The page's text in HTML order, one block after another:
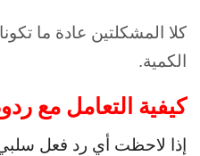
كلا المشكلتين عادة ما
الكمية.
كيفية التعامل مع
إذا لاحظت أي رد فعل